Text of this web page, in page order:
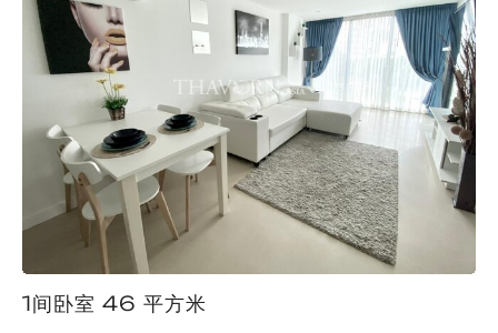
1间卧室 46 平方米